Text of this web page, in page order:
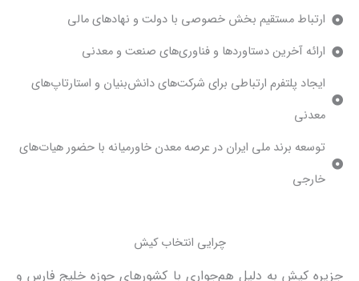
ارتباط مستقیم بخش خصوصی با دولت و نهادهای مالی
ارائه آخرین دستاوردها و فناوری‌های صنعت و معدنی
ایجاد پلتفرم ارتباطی برای شرکت‌های دانش‌بنیان و استارتاپ‌های
معدنی
توسعه برند ملی ایران در عرصه معدن خاورمیانه با حضور هیات‌های
خارجی
چرایی انتخاب کیش
جزیره کیش به دلیل هم‌جواری با کشورهای حوزه خلیج فارس و